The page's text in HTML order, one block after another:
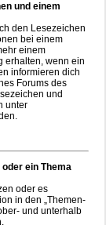
und einem
den Lesezeichen
bei einem
einem
erhalten, wenn ein
informieren dich
Forums des
und
unter
ein Thema
oder es
in den „Themen-
und unterhalb